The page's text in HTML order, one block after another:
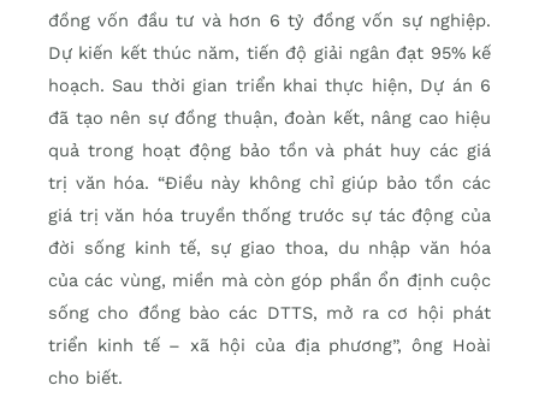
đồng vốn đầu tư và hơn 6 tỷ đồng vốn sự nghiệp.
Dự kiến kết thúc năm, tiến độ giải ngân đạt 95% kế
hoạch. Sau thời gian triển khai thực hiện, Dự án 6
đã tạo nên sự đồng thuận, đoàn kết, nâng cao hiệu
quả trong hoạt động bảo tồn và phát huy các giá
trị văn hóa. “Điều này không chỉ giúp bảo tồn các
giá trị văn hóa truyền thống trước sự tác động của
đời sống kinh tế, sự giao thoa, du nhập văn hóa
của các vùng, miền mà còn góp phần ổn định cuộc
sống cho đồng bào các DTTS, mở ra cơ hội phát
triển kinh tế – xã hội của địa phương”, ông Hoài
cho biết.